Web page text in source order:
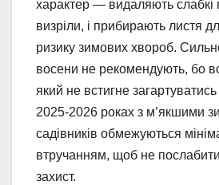
характер — видаляють слабкі
визріли, і прибирають листя
ризику зимових хвороб.
восени не рекомендують, бо
який не встигне
2025-2026 роках з м’якшими
садівників обмежуються
втручанням, щоб не
захист.